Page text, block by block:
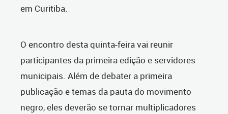
em Curitiba.
O encontro desta quinta-feira vai reunir
participantes da primeira edição e servidores
municipais. Além de debater a primeira
publicação e temas da pauta do movimento
negro, eles deverão se tornar multiplicadores